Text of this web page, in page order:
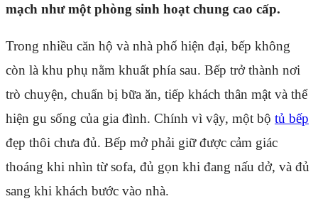
mạch như một phòng sinh hoạt chung cao cấp.
Trong nhiều căn hộ và nhà phố hiện đại, bếp không
còn là khu phụ nằm khuất phía sau. Bếp trở thành nơi
trò chuyện, chuẩn bị bữa ăn, tiếp khách thân mật và thể
hiện gu sống của gia đình. Chính vì vậy, một bộ tủ bếp
đẹp thôi chưa đủ. Bếp mở phải giữ được cảm giác
thoáng khi nhìn từ sofa, đủ gọn khi đang nấu dở, và đủ
sang khi khách bước vào nhà.